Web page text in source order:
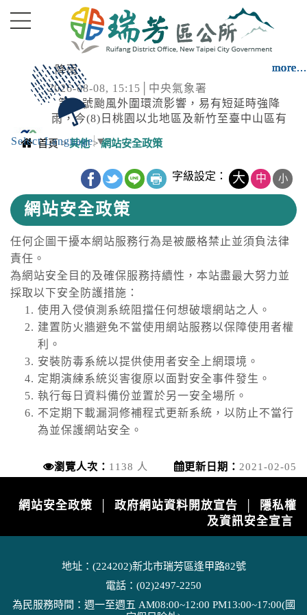
Select Language▼
降雨
2026-08-08, 15:15│中央氣象署
第13號颱風外圍環流影響，易有短延時強降
雨，今(8)日桃園以北地區及新竹至臺中山區有
局部大雨發生的機率，請注意雷擊及強陣風，
低窪地區請慎防積水，山區請慎防坍方、落石
more...
雷雨
115年08月08日15時12分氣象署發布大雷雨即
時訊息，持續時間至15時42分；有短延時強降
雨、9級以上強陣風發生，請慎防低能見度
more...
開放路邊停車
2026-08-08, 17:00│新北市政府
颱風來襲，預計於 115 年 8 月 8 日 17 時整執
制，並於 18 時整執行橫移門、越堤道及堤外便
道封閉作業；管制範圍為『二重疏...
more...
道路封閉
2026-08-08, 21:00│交通部公路局
新北市 八里區 台61線 0K+0~2K+0。受損狀況/
風。
more...
颱風
2026-08-08, 14:30│中央氣象署
9SEA13DOLPHIN白海豚2026-08-
08T06:00:00+00:0026.90,125.303545962280中
度颱風TYPHOON2026-08-
more...
颱風
9SEA13DOLPHIN白海豚2026-08-
度颱風TYPHOON2026-08-
09T06:00:00+00:0027.60,122.503343970250中
度颱風 白海豚（國際...
more...
高溫
颱風外圍環流沉降影響，各地天氣高溫炎熱，
蓮縣、臺東縣、金門縣為橙色燈號，有38度極
端高溫出現的機率；臺北市、新北市、臺中
市、彰化縣、雲林縣、嘉義縣、臺南市、高雄
more...
2026-08-08, 10:32│台灣自來水公司
新莊區新樹路599-1號
more...
more...
more...
more...
more...
more...
more...
首頁>其他>網站安全政策
字級設定： 大 中 小
網站安全政策
任何企圖干擾本網站服務行為是被嚴格禁止並須負法律
責任。
為網站安全目的及確保服務持續性，本站盡最大努力並
採取以下安全防護措施：
使用入侵偵測系統阻擋任何想破壞網站之人。
建置防火牆避免不當使用網站服務以保障使用者權
利。
安裝防毒系統以提供使用者安全上網環境。
定期演練系統災害復原以面對安全事件發生。
執行每日資料備份並置於另一安全場所。
不定期下載漏洞修補程式更新系統，以防止不當行
為並保護網站安全。
瀏覽人次： 1138 人 更新日期： 2021-02-05
網站安全政策 政府網站資料開放宣告
隱私權
及資訊安全宣言
地址：(224202)新北市瑞芳區逢甲路82號
電話：(02)2497-2250
為民服務時間：週一至週五 AM08:00~12:00 PM13:00~17:00(國